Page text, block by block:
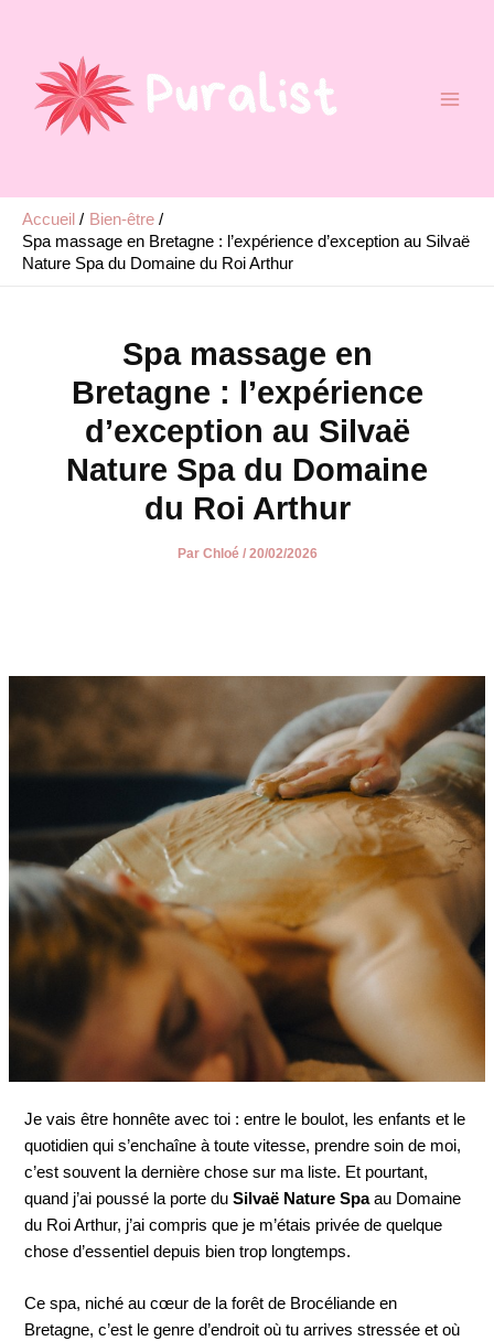
Accueil
Bien-être
Spa massage en Bretagne : l’expérience d’exception au Silvaë
Nature Spa du Domaine du Roi Arthur
Spa massage en
Bretagne : l’expérience
d’exception au Silvaë
Nature Spa du Domaine
du Roi Arthur
Par Chloé / 20/02/2026
Je vais être honnête avec toi : entre le boulot, les enfants et le
quotidien qui s’enchaîne à toute vitesse, prendre soin de moi,
c’est souvent la dernière chose sur ma liste. Et pourtant,
quand j’ai poussé la porte duSilvaë Nature Spaau Domaine
du Roi Arthur, j’ai compris que je m’étais privée de quelque
chose d’essentiel depuis bien trop longtemps.
Ce spa, niché au cœur de la forêt de Brocéliande en
Bretagne, c’est le genre d’endroit où tu arrives stressée et où